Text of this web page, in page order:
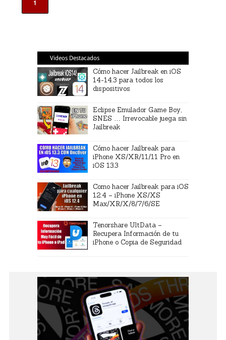
1
Videos Destacados
Cómo hacer Jailbreak en iOS
14-14.3 para todos los
dispositivos
Eclipse Emulador Game Boy,
SNES … Irrevocable juega sin
Jailbreak
Cómo hacer Jailbreak para
iPhone XS/XR/11/11 Pro en
iOS 13.3
Como hacer Jailbreak para iOS
12.4 – iPhone XS/XS
Max/XR/X/8/7/6/SE
Tenorshare UltData –
Recupera Información de tu
iPhone o Copia de Seguridad